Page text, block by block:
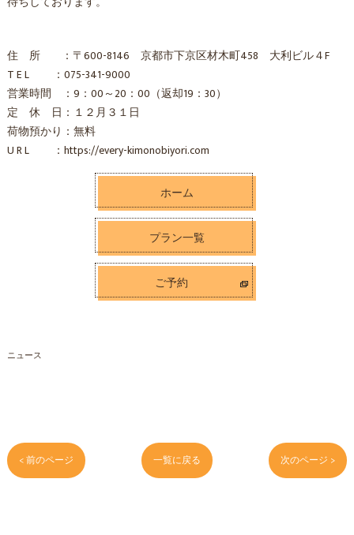
住 所 ：〒600-8146 京都市下京区材木町458 大利ビル４F
T E L ：075-341-9000
営業時間 ：9：00～20：00（返却19：30）
定 休 日：１２月３１日
荷物預かり：無料
U R L ：https://every-kimonobiyori.com
ホーム
プラン一覧
ご予約
ニュース
< 前のページ 一覧に戻る 次のページ >